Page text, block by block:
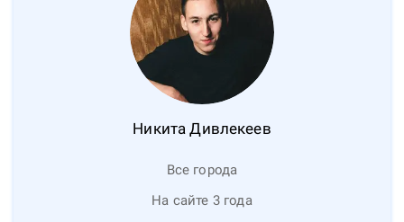
Никита Дивлекеев
Все города
На сайте 3 года